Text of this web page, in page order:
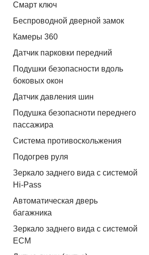
Смарт ключ
Беспроводной дверной замок
Камеры 360
Датчик парковки передний
Подушки безопасности вдоль
боковых окон
Датчик давления шин
Подушка безопасноти переднего
пассажира
Система противоскольжения
Подогрев руля
Зеркало заднего вида с системой
Hi-Pass
Автоматическая дверь
багажника
Зеркало заднего вида с системой
ЕСМ